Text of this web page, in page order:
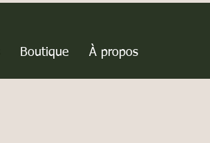
Boutique À propos